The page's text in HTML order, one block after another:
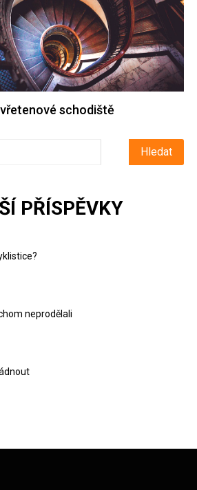
schodiště
PŘÍSPĚVKY
neprodělali